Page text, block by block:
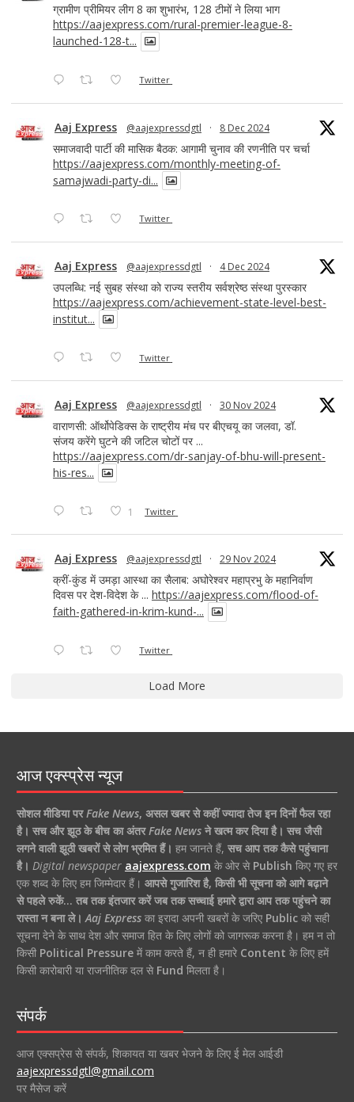
ग्रामीण प्रीमियर लीग 8 का शुभारंभ, 128 टीमों ने लिया भाग
https://aajexpress.com/rural-premier-league-8-
launched-128-t...
Twitter
Aaj Express @aajexpressdgtl · 8 Dec 2024
समाजवादी पार्टी की मासिक बैठक: आगामी चुनाव की रणनीति पर चर्चा
https://aajexpress.com/monthly-meeting-of-
samajwadi-party-di...
Twitter
Aaj Express @aajexpressdgtl · 4 Dec 2024
उपलब्धि: नई सुबह संस्था को राज्य स्तरीय सर्वश्रेष्ठ संस्था पुरस्कार
https://aajexpress.com/achievement-state-level-best-
institut...
Twitter
Aaj Express @aajexpressdgtl · 30 Nov 2024
वाराणसी: ऑर्थोपेडिक्स के राष्ट्रीय मंच पर बीएचयू का जलवा, डॉ.
संजय करेंगे घुटने की जटिल चोटों पर ...
https://aajexpress.com/dr-sanjay-of-bhu-will-present-
his-res...
1 Twitter
Aaj Express @aajexpressdgtl · 29 Nov 2024
क्रीं-कुंड में उमड़ा आस्था का सैलाब: अघोरेश्वर महाप्रभु के महानिर्वाण
दिवस पर देश-विदेश के ... https://aajexpress.com/flood-of-
faith-gathered-in-krim-kund-...
Twitter
Load More
आज एक्स्प्रेस न्यूज
सोशल मीडिया पर Fake News, असल खबर से कहीं ज्यादा तेज इन दिनों फैल रहा
है। सच और झूठ के बीच का अंतर Fake Newsने खत्म कर दिया है। सच जैसी
लगने वाली झूठी खबरों से लोग भ्रमित हैं। हम जानते हैं, सच आप तक कैसे पहुंचाना
है। Digital newspaper aajexpress.com के ओर से Publish किए गए हर
एक शब्द के लिए हम जिम्मेदार हैं। आपसे गुजारिश है, किसी भी सूचना को आगे बढ़ाने
से पहले रुकें… तब तक इंतजार करें जब तक सच्चाई हमारे द्वारा आप तक पहुंचने का
रास्ता न बना ले। Aaj Expressका इरादा अपनी खबरों के जरिए Publicको सही
सूचना देने के साथ देश और समाज हित के लिए लोगों को जागरूक करना है। हम न तो
किसी Political Pressureमें काम करते हैं, न ही हमारे Content के लिए हमें
किसी कारोबारी या राजनीतिक दल से Fund मिलता है।
संपर्क
आज एक्सप्रेस से संपर्क, शिकायत या खबर भेजने के लिए ई मेल आईडी
aajexpressdgtl@gmail.com
पर मैसेज करें